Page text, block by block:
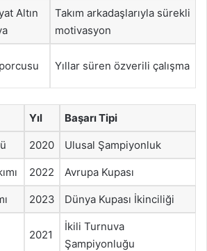
Altın
Takım arkadaşlarıyla sürekli
motivasyon
Yıllar süren özverili çalışma
Yıl Başarı Tipi
2020 Ulusal Şampiyonluk
2022 Avrupa Kupası
2023 Dünya Kupası İkinciliği
2021
İkili Turnuva
Şampiyonluğu